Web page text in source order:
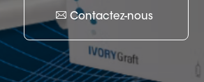
Contactez-nous